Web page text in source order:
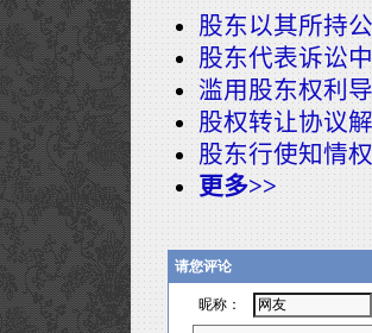
股东以其所持
股东代表诉讼
滥用股东权利
股权转让协议
股东行使知情
更多>>